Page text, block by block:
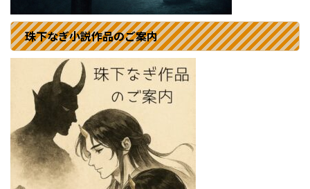
珠下なぎ小説作品のご案内